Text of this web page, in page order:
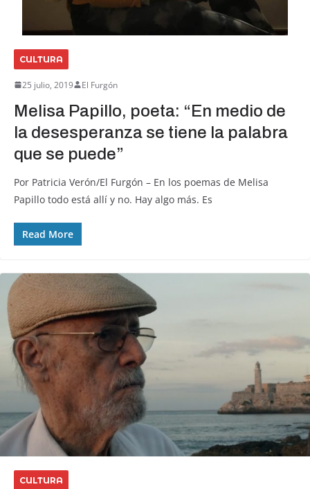
CULTURA
25 julio, 2019 El Furgón
Melisa Papillo, poeta: “En medio de
la desesperanza se tiene la palabra
que se puede”
Por Patricia Verón/El Furgón – En los poemas de Melisa
Papillo todo está allí y no. Hay algo más. Es
Read More
CULTURA